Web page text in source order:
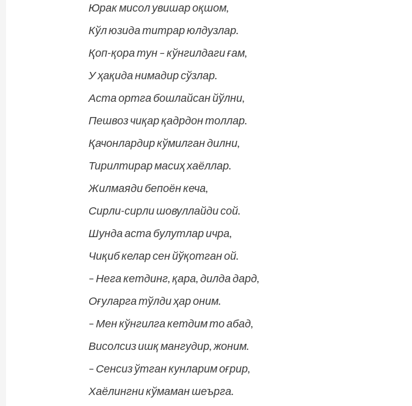
Юрак мисол увишар оқшом,
Кўл юзида титрар юлдузлар.
Қоп-қора тун – кўнгилдаги ғам,
У ҳақида нимадир сўзлар.
Аста ортга бошлайсан йўлни,
Пешвоз чиқар қадрдон толлар.
Қачонлардир кўмилган дилни,
Тирилтирар масиҳ хаёллар.
Жилмаяди бепоён кеча,
Сирли-сирли шовуллайди сой.
Шунда аста булутлар ичра,
Чиқиб келар сен йўқотган ой.
– Нега кетдинг, қара, дилда дард,
Оғуларга тўлди ҳар оним.
– Мен кўнгилга кетдим то абад,
Висолсиз ишқ мангудир, жоним.
– Сенсиз ўтган кунларим оғрир,
Хаёлингни кўмаман шеърга.